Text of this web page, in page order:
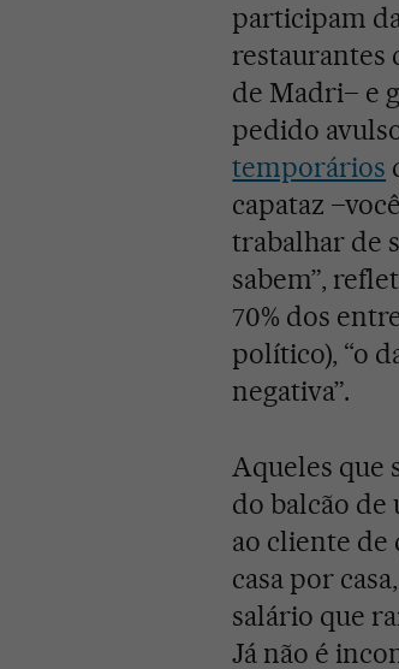
participam
restaurantes
de Madri– e
pedido
temporários
capataz
trabalhar de
sabem”,
70% dos
político), “o
negativa”.
Aqueles que
do balcão de
ao cliente
casa por casa,
salário que
Já não é